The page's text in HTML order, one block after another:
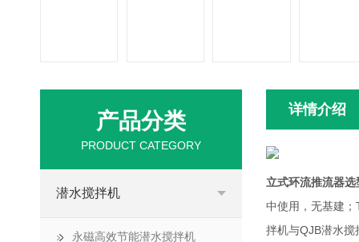
详情介绍
立式环流推流器选
中使用，无基建
拌机与QJB潜水
产品分类
PRODUCT CATEGORY
潜水搅拌机
永磁高效节能潜水搅拌机